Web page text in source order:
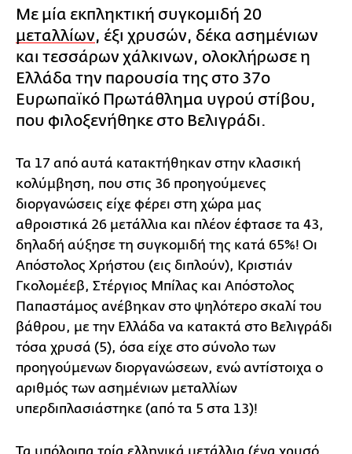
Με μία εκπληκτική συγκομιδή 20
μεταλλίων, έξι χρυσών, δέκα ασημένιων
και τεσσάρων χάλκινων, ολοκλήρωσε η
Ελλάδα την παρουσία της στο 37ο
Ευρωπαϊκό Πρωτάθλημα υγρού στίβου,
που φιλοξενήθηκε στο Βελιγράδι.
Τα 17 από αυτά κατακτήθηκαν στην κλασική
κολύμβηση, που στις 36 προηγούμενες
διοργανώσεις είχε φέρει στη χώρα μας
αθροιστικά 26 μετάλλια και πλέον έφτασε τα 43,
δηλαδή αύξησε τη συγκομιδή της κατά 65%! Οι
Απόστολος Χρήστου (εις διπλούν), Κριστιάν
Γκολομέεβ, Στέργιος Μπίλας και Απόστολος
Παπαστάμος ανέβηκαν στο ψηλότερο σκαλί του
βάθρου, με την Ελλάδα να κατακτά στο Βελιγράδι
τόσα χρυσά (5), όσα είχε στο σύνολο των
προηγούμενων διοργανώσεων, ενώ αντίστοιχα ο
αριθμός των ασημένιων μεταλλίων
υπερδιπλασιάστηκε (από τα 5 στα 13)!